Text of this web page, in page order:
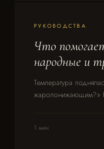
РУКОВОДСТВА
Что
народные и
Температура
жаропонижающим?»
1 мин